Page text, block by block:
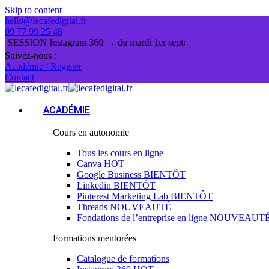
Skip to content
hello@lecafedigital.fr
09 77 99 25 48
Instagram 360 → du mardi 1er septembre au 29 décembre
Suivez-nous :
Académie / Register
Contact
ACADÉMIE
Cours en autonomie
Tous les cours en ligne
Canva HOT
Google Business BIENTÔT
Linkedin BIENTÔT
Pinterest Marketing Lab BIENTÔT
Threads NOUVEAUTÉ
Fondations de l’entreprise en ligne
Formations mentorées
Catalogue de formations